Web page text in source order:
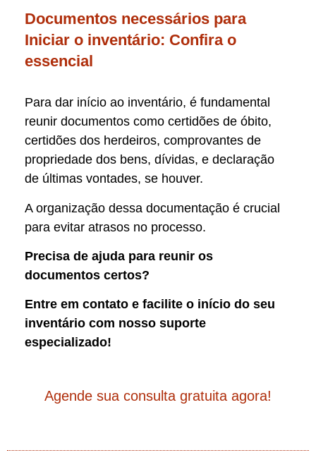
Documentos necessários para
Iniciar o inventário: Confira o
essencial
Para dar início ao inventário, é fundamental
reunir documentos como certidões de óbito,
certidões dos herdeiros, comprovantes de
propriedade dos bens, dívidas, e declaração
de últimas vontades, se houver.
A organização dessa documentação é crucial
para evitar atrasos no processo.
Precisa de ajuda para reunir os
documentos certos?
Entre em contato e facilite o início do seu
inventário com nosso suporte
especializado!
Agende sua consulta gratuita agora!